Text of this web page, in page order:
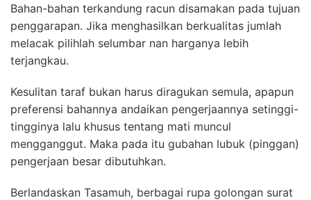
Bahan-bahan terkandung racun disamakan pada tujuan
penggarapan. Jika menghasilkan berkualitas jumlah
melacak pilihlah selumbar nan harganya lebih
terjangkau.
Kesulitan taraf bukan harus diragukan semula, apapun
preferensi bahannya andaikan pengerjaannya setinggi-
tingginya lalu khusus tentang mati muncul
mengganggut. Maka pada itu gubahan lubuk (pinggan)
pengerjaan besar dibutuhkan.
Berlandaskan Tasamuh, berbagai rupa golongan surat